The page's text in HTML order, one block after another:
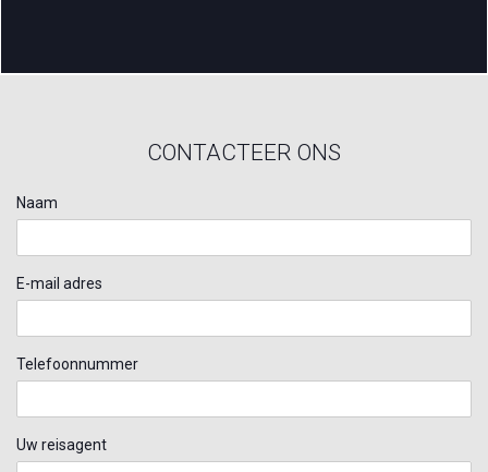
CONTACTEER ONS
Naam
E-mail adres
Telefoonnummer
Uw reisagent